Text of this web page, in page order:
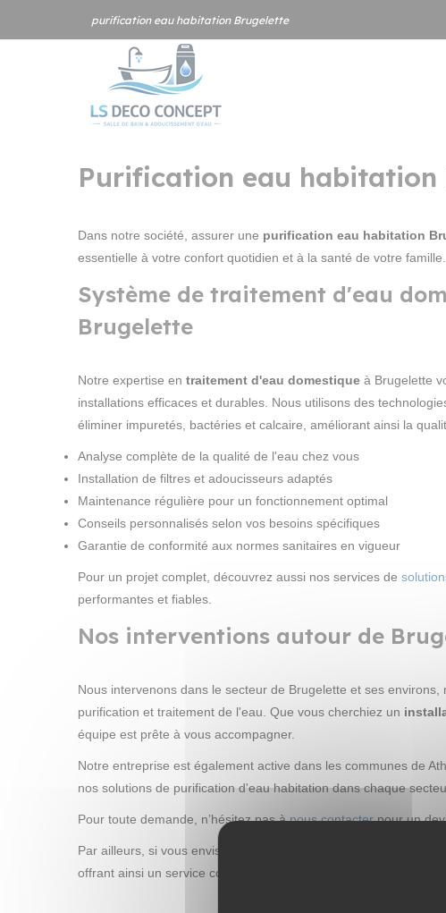
purification eau habitation Brugelette
Purification eau
Dans notre société, assurer une purification eau habitation
essentielle à votre confort quotidien et à la santé de votre famille.
Système de traitement d'eau
Brugelette
Notre expertise en traitement d'eau domestique à Brugelette
installations efficaces et durables. Nous utilisons des
éliminer impuretés, bactéries et calcaire, améliorant ainsi la
Analyse complète de la qualité de l'eau chez vous
Installation de filtres et adoucisseurs adaptés
Maintenance régulière pour un fonctionnement optimal
Conseils personnalisés selon vos besoins spécifiques
Garantie de conformité aux normes sanitaires en vigueur
Pour un projet complet, découvrez aussi nos services de
performantes et fiables.
Nos interventions autour de
Nous intervenons dans le secteur de Brugelette et ses
purification et traitement de l'eau. Que vous cherchiez un
équipe est prête à vous accompagner.
Notre entreprise est également active dans les communes de
nos solutions de purification d'eau habitation dans chaque
Pour toute demande, n’hésitez pas ànous contacterpour un
Par ailleurs, si vous envisagez des travaux complémentaires,
offrant ainsi un service complet et intégré.